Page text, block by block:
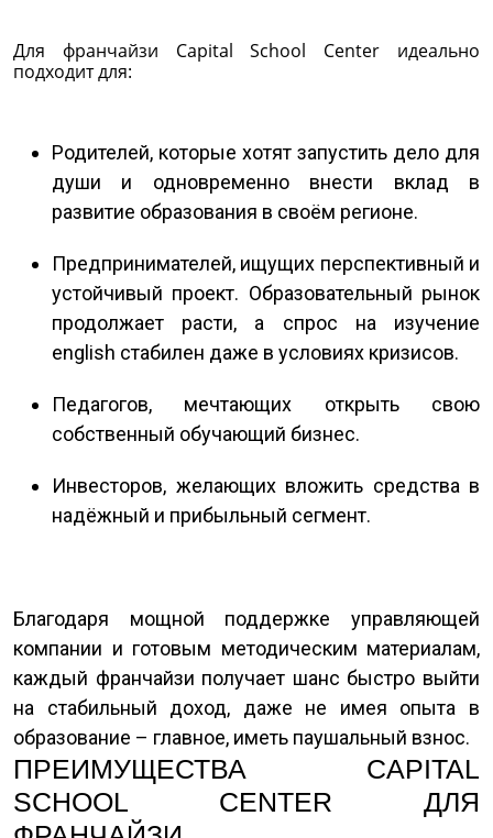
Для франчайзи Capital School Center идеально
подходит для:
Родителей, которые хотят запустить дело для
души и одновременно внести вклад в
развитие образования в своём регионе.
Предпринимателей, ищущих перспективный и
устойчивый проект. Образовательный рынок
продолжает расти, а спрос на изучение
english стабилен даже в условиях кризисов.
Педагогов, мечтающих открыть свою
собственный обучающий бизнес.
Инвесторов, желающих вложить средства в
надёжный и прибыльный сегмент.
Благодаря мощной поддержке управляющей
компании и готовым методическим материалам,
каждый франчайзи получает шанс быстро выйти
на стабильный доход, даже не имея опыта в
образование – главное, иметь паушальный взнос.
ПРЕИМУЩЕСТВА CAPITAL
SCHOOL CENTER ДЛЯ